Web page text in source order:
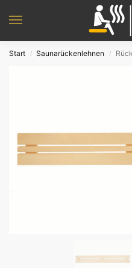
Start / Saunarückenlehnen /